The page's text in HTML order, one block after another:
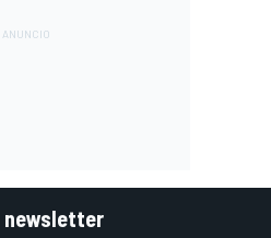
newsletter